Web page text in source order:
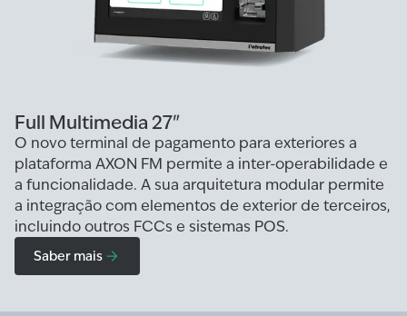
Full Multimedia 27"
O novo terminal de pagamento para exteriores a
plataforma AXON FM permite a inter-operabilidade e
a funcionalidade. A sua arquitetura modular permite
a integração com elementos de exterior de terceiros,
incluindo outros FCCs e sistemas POS.
Saber mais